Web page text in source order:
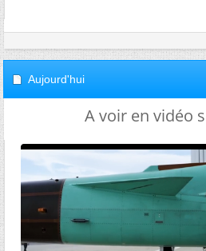
Aujourd'hui
A voir en vidéo